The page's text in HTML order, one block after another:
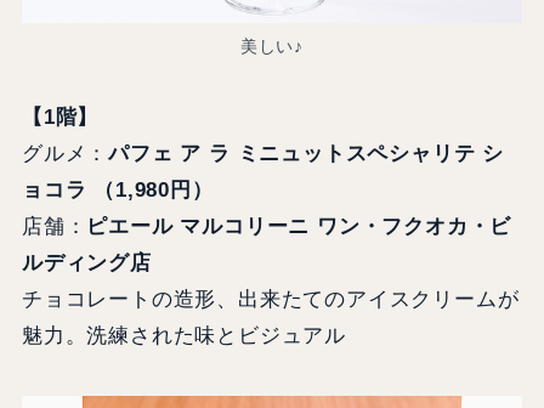
美しい♪
【1階】
グルメ：パフェ ア ラ ミニュットスペシャリテ シ
ョコラ （1,980円）
店舗： ピエール マルコリーニ ワン・フクオカ・ビ
ルディング店
チョコレートの造形、出来たてのアイスクリームが
魅力。洗練された味とビジュアル